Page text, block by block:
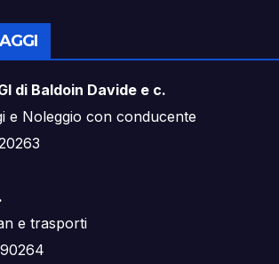
di Baldoin Davide e c.
e Noleggio con conducente
e trasporti